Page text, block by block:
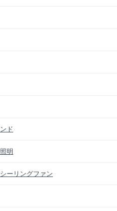
ド
明
ーリングファン